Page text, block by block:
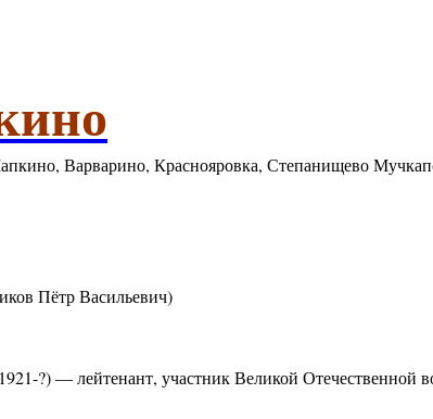
Варварино, Краснояровка, Степанищево
Пётр Васильевич)
?) — лейтенант, участник Великой Отечественной